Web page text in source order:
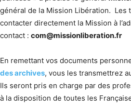
général de la Mission Libération. Les
contacter directement la Mission à
contact : com@missionliberation.fr
En remettant vos documents
des archives, vous les transmettrez
Ils seront pris en charge par des
à la disposition de toutes les